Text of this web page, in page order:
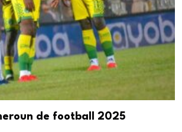
de football 2025